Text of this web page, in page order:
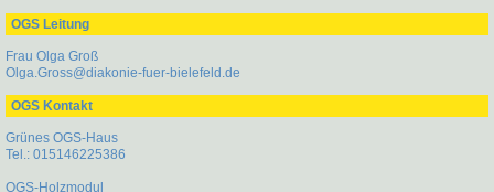
OGS Leitung
Frau Olga Groß
Olga.Gross@diakonie-fuer-bielefeld.de
OGS Kontakt
Grünes OGS-Haus
Tel.: 015146225386
OGS-Holzmodul